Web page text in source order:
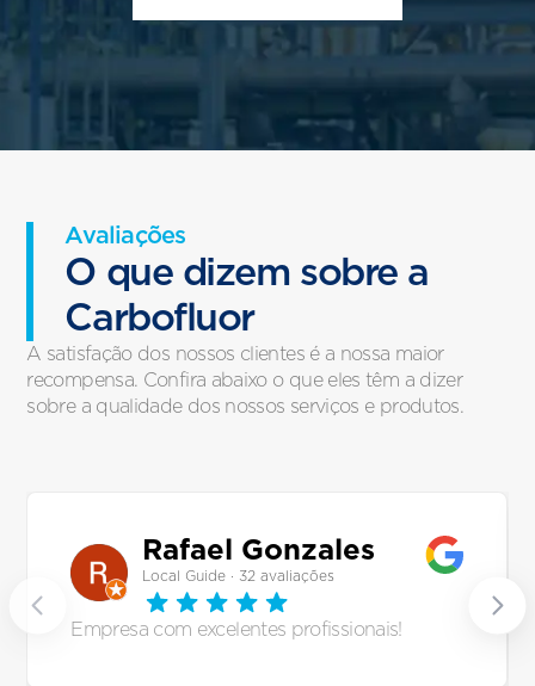
Avaliações
O que dizem sobre a
Carbofluor
A satisfação dos nossos clientes é a nossa maior
recompensa. Confira abaixo o que eles têm a dizer
sobre a qualidade dos nossos serviços e produtos.
Rafael Gonzales
Local Guide · 32 avaliações
Empresa com excelentes profissionais!